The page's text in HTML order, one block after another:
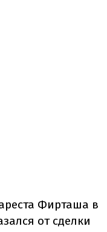
Фирташа в
от сделки